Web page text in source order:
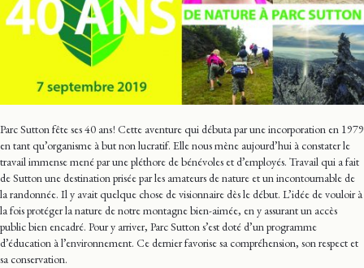
Parc Sutton fête ses 40 ans ! Cette aventure qui débuta par une incorporation en 1979
en tant qu’organisme à but non lucratif. Elle nous mène aujourd’hui à constater le
travail immense mené par une pléthore de bénévoles et d’employés. Travail qui a fait
de Sutton une destination prisée par les amateurs de nature et un incontournable de
la randonnée. Il y avait quelque chose de visionnaire dès le début. L’idée de vouloir à
la fois protéger la nature de notre montagne bien-aimée, en y assurant un accès
public bien encadré. Pour y arriver, Parc Sutton s’est doté d’un programme
d’éducation à l’environnement. Ce dernier favorise sa compréhension, son respect et
sa conservation.